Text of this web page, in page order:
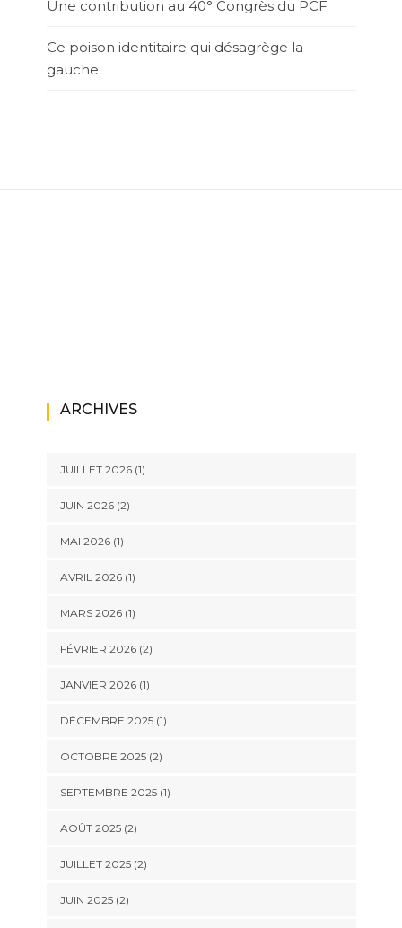
Une contribution au 40° Congrès du PCF
Ce poison identitaire qui désagrège la
gauche
ARCHIVES
JUILLET 2026(1)
JUIN 2026(2)
MAI 2026(1)
AVRIL 2026(1)
MARS 2026(1)
FÉVRIER 2026(2)
JANVIER 2026(1)
DÉCEMBRE 2025(1)
OCTOBRE 2025(2)
SEPTEMBRE 2025(1)
AOÛT 2025(2)
JUILLET 2025(2)
JUIN 2025(2)